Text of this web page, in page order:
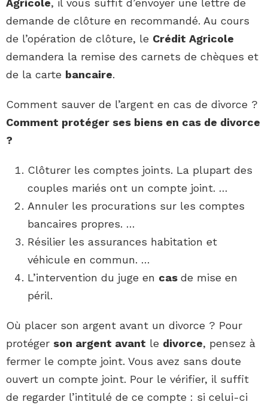
Agricole, il vous suffit d’envoyer une lettre de
demande de clôture en recommandé. Au cours
de l’opération de clôture, le Crédit Agricole
demandera la remise des carnets de chèques et
de la carte bancaire.
Comment sauver de l’argent en cas de divorce ?
Comment protéger ses biens en cas de divorce
?
Clôturer les comptes joints. La plupart des
couples mariés ont un compte joint. …
Annuler les procurations sur les comptes
bancaires propres. …
Résilier les assurances habitation et
véhicule en commun. …
L’intervention du juge en cas de mise en
péril.
Où placer son argent avant un divorce ? Pour
protéger son argent avant le divorce, pensez à
fermer le compte joint. Vous avez sans doute
ouvert un compte joint. Pour le vérifier, il suffit
de regarder l’intitulé de ce compte : si celui-ci